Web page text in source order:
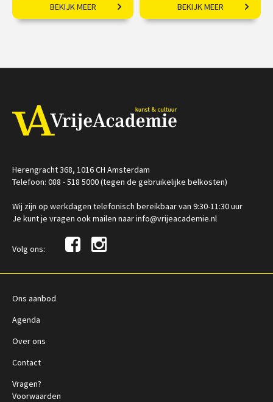
Ontdek het nieuwste
museum in Amsterdam!
sep
BEKIJK MEER
Iconen van de
kunstgeschiedenis.
sep
BEKIJK MEER
Herengracht 368, 1016 CH Amsterdam
Telefoon: 088 - 518 5000 (tegen de gebruikelijke belkosten)
Wij zijn op werkdagen telefonisch bereikbaar van 9:30-11:30 uur
Je kunt je vragen ook mailen naar info@vrijeacademie.nl
Volg ons:
Ons aanbod
Agenda
Over ons
Contact
Vragen?
Voorwaarden